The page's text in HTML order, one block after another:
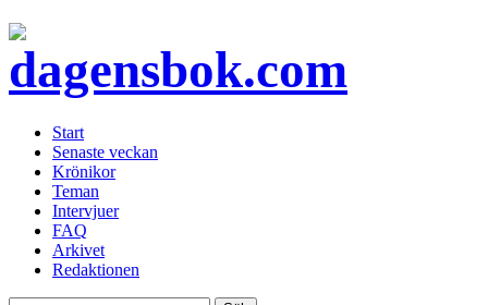
Start
Senaste veckan
Krönikor
Teman
Intervjuer
FAQ
Arkivet
Redaktionen